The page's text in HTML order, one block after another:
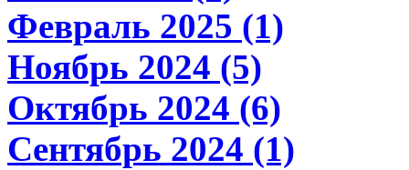
Февраль 2025 (1)
Ноябрь 2024 (5)
Октябрь 2024 (6)
Сентябрь 2024 (1)